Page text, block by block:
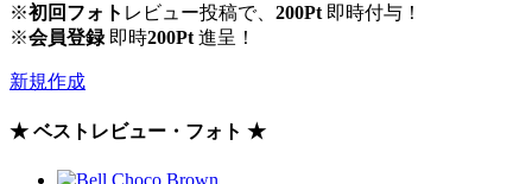
※初回フォト レビュー投稿で、 200Pt 即時付与！
※会員登録即時200Pt 進呈！
新規作成
★ ベストレビュー・フォト ★